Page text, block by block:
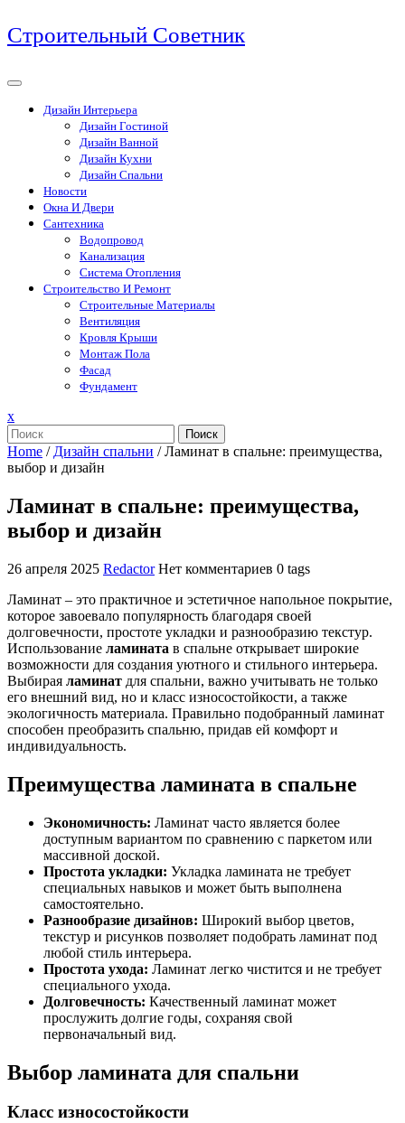
Перейти
к
Строительный Советник
Дизайн Интерьера
Дизайн Гостиной
Дизайн Ванной
Дизайн Кухни
Дизайн Спальни
Новости
Окна И Двери
Сантехника
Водопровод
Канализация
Система Отопления
Строительство И Ремонт
Строительные Материалы
Вентиляция
Кровля Крыши
Монтаж Пола
Фасад
Фундамент
xЗакрыть
меню
Поиск
Home / Дизайн спальни /Ламинат в спальне: преимущества,
выбор и дизайн
Ламинат в спальне: преимущества,
выбор и дизайн
26 апреля 2025 Redactor Нет комментариев 0 tags
Ламинат – это практичное и эстетичное напольное покрытие,
которое завоевало популярность благодаря своей
долговечности, простоте укладки и разнообразию текстур.
Использование ламината в спальне открывает широкие
возможности для создания уютного и стильного интерьера.
Выбирая ламинат для спальни, важно учитывать не только
его внешний вид, но и класс износостойкости, а также
экологичность материала. Правильно подобранный ламинат
способен преобразить спальню, придав ей комфорт и
индивидуальность.
Преимущества ламината в спальне
Экономичность: Ламинат часто является более
доступным вариантом по сравнению с паркетом или
массивной доской.
Простота укладки: Укладка ламината не требует
специальных навыков и может быть выполнена
самостоятельно.
Разнообразие дизайнов: Широкий выбор цветов,
текстур и рисунков позволяет подобрать ламинат под
любой стиль интерьера.
Простота ухода: Ламинат легко чистится и не требует
специального ухода.
Долговечность: Качественный ламинат может
прослужить долгие годы, сохраняя свой
первоначальный вид.
Выбор ламината для спальни
Класс износостойкости